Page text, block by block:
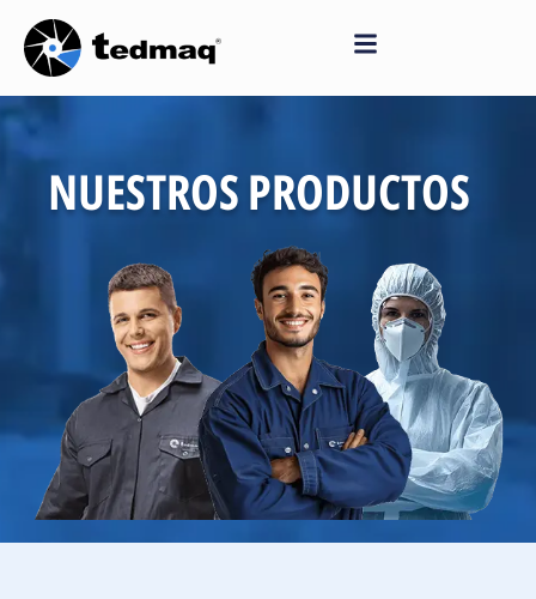
Saltar
al
contenido
NUESTROS PRODUCTOS